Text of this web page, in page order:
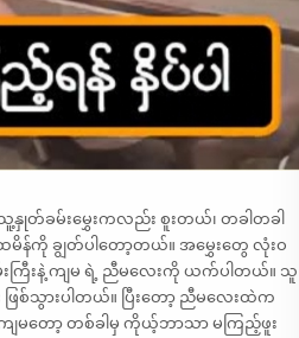
တ်ခမ်းမွှေးကလည်း စူးတယ်၊ တခါတခါ
ထမိန်ကို ချွတ်ပါတော့တယ်။ အမွှေးတွေ လုံးဝ
မ်းကြီးနဲ့ ကျမ ရဲ့ ညီမလေးကို ယက်ပါတယ်။ သူ
ြစ်သွားပါတယ်။ ပြီးတော့ ညီမလေးထဲက
မတော့ တစ်ခါမှ ကိုယ့်ဘာသာ မကြည့်ဖူး